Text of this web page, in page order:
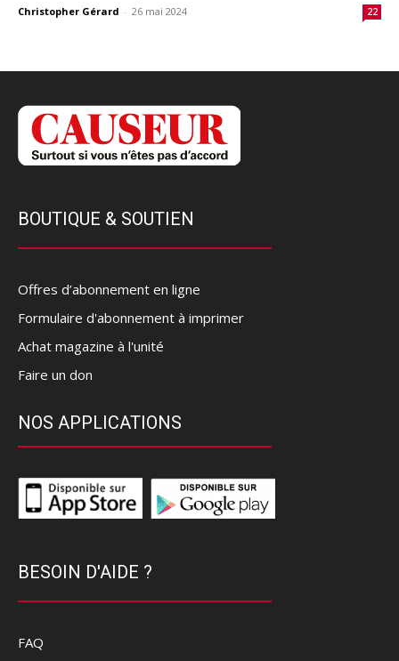
Christopher Gérard - 26 mai 2024 22
BOUTIQUE & SOUTIEN
Offres d’abonnement en ligne
Formulaire d'abonnement à imprimer
Achat magazine à l'unité
Faire un don
NOS APPLICATIONS
BESOIN D'AIDE ?
FAQ